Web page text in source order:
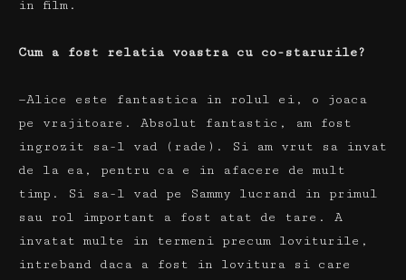
in film.
Cum a fost relatia voastra cu co-starurile?
—Alice este fantastica in rolul ei, o joaca
pe vrajitoare. Absolut fantastic, am fost
ingrozit sa-l vad (rade).
Si am vrut sa invat
de la ea, pentru ca e in afacere de mult
timp.
Si sa-l vad pe Sammy lucrand in primul
sau rol important a fost atat de tare. A
invatat multe in termeni precum loviturile,
intreband daca a fost in lovitura si care